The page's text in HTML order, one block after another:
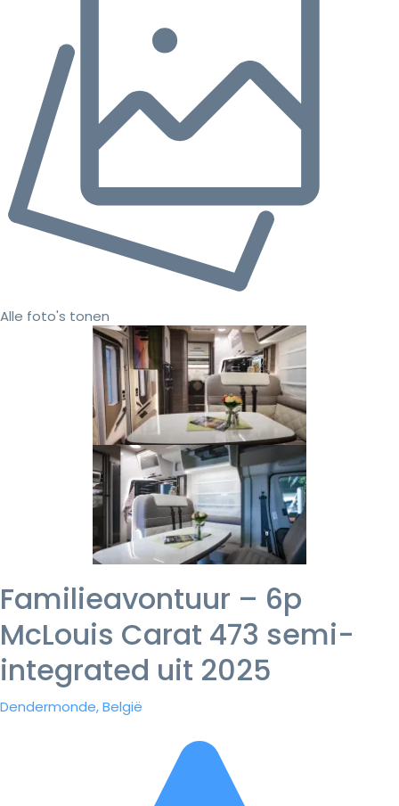
Alle foto's tonen
Familieavontuur – 6p
McLouis Carat 473 semi-
integrated uit 2025
Dendermonde, België